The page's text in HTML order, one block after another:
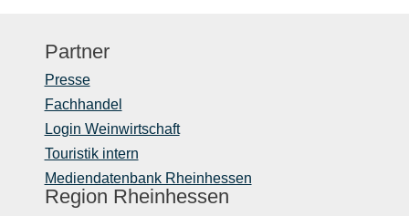
Partner
Presse
Fachhandel
Login Weinwirtschaft
Touristik intern
Mediendatenbank Rheinhessen
Region Rheinhessen